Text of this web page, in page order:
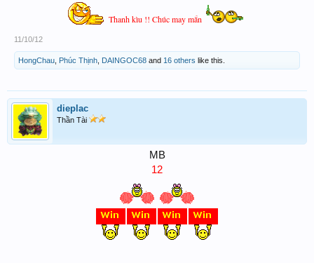
Thanh kìu !! Chúc may mắn
11/10/12
HongChau Phúc Thịnh DAINGOC68 and 16 others like this.
dieplac
Thần Tài
MB
12